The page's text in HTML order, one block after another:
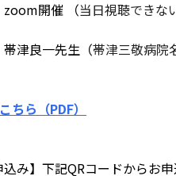
開催 （当日視聴できな
津良一先生（帯津三敬病院
こちら（PDF）
み】 下記QRコードからお申